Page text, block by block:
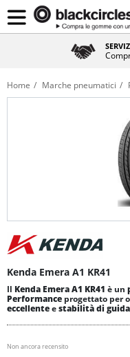
Home Marche pneumatici
Kenda Emera A1 KR41
Il Kenda Emera A1 KR41 è un
Performance progettato per
eccellenteestabilità di
Non ancora recensito